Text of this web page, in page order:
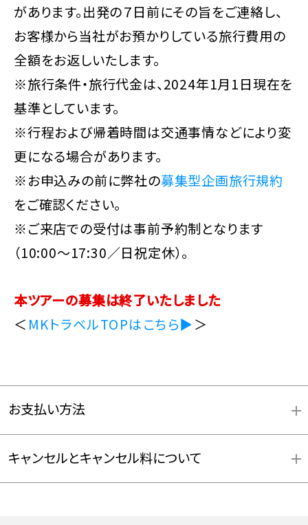
があります。出発の７日前にその旨をご連絡し、
お客様から当社がお預かりしている旅行費用の
全額をお返しいたします。
※旅行条件・旅行代金は、2024年1月1日現在を
基準としています。
※行程および帰着時間は交通事情などにより変
更になる場合があります。
※お申込みの前に弊社の募集型企画旅行規約
をご確認ください。
※ご来店での受付は事前予約制となります
（10:00～17:30／日祝定休）。
本ツアーの募集は終了いたしました
＜ MKトラベルTOPはこちら▶＞
お支払い方法
キャンセルとキャンセル料について